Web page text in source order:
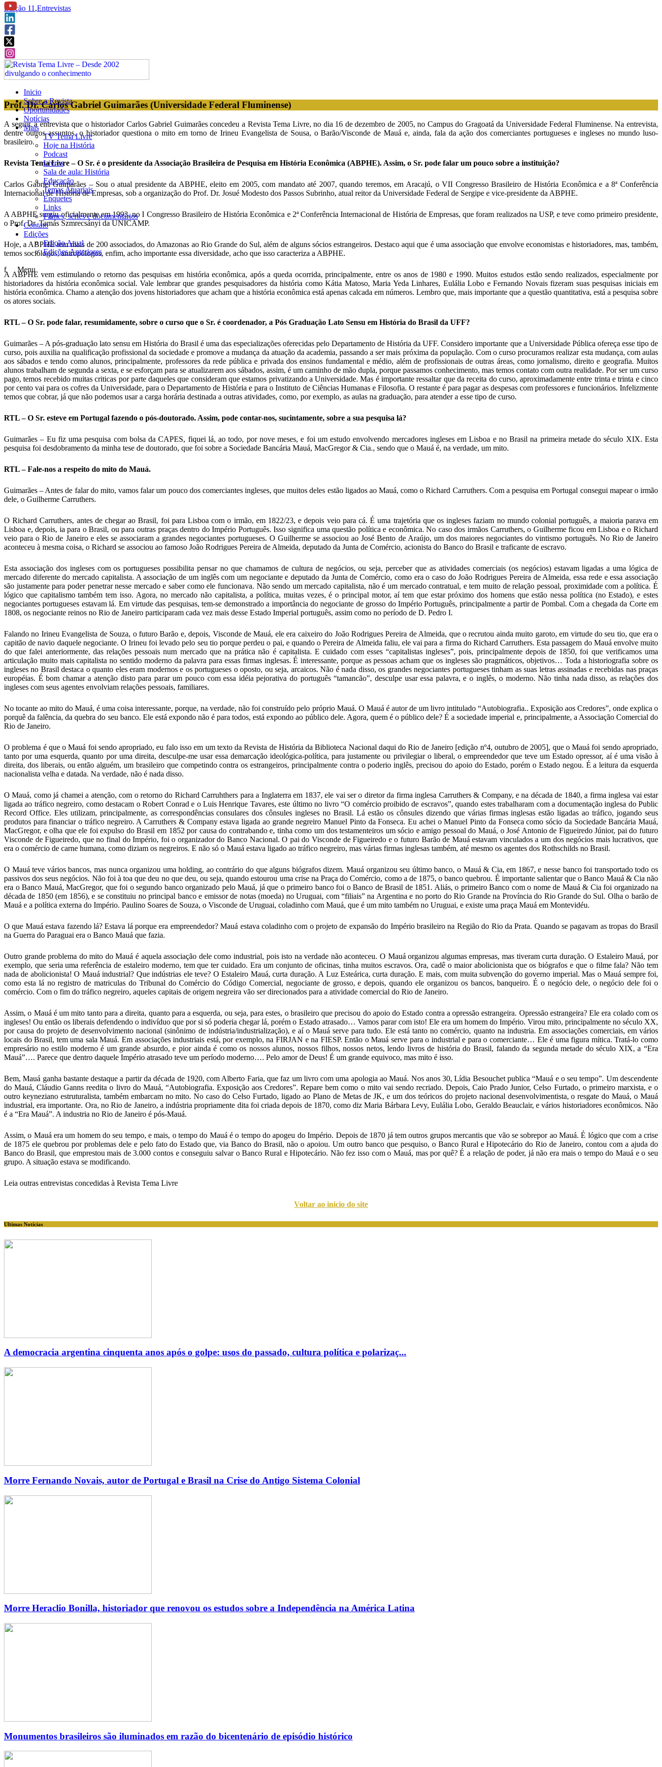
Inicio
Sobre a Revista
Oportunidades
Notícias
Mais
TV Tema Livre
Hoje na História
Podcast
Livros
Sala de aula: História
Educação
Temas Atuariais
Enquetes
Links
Filmes, séries e documentários
Contato
Edições
Edição Atual
Edições Anteriores
f Menu
Edição 11 ,Entrevistas
Prof. Dr. Carlos Gabriel Guimarães (Universidade Federal Fluminense)
A seguir, a entrevista que o historiador Carlos Gabriel Guimarães concedeu a Revista Tema Livre, no dia 16 de dezembro de 2005, no Campus do Gragoatá da Universidade Federal Fluminense. Na entrevista,
dentre outros assuntos, o historiador questiona o mito em torno de Irineu Evangelista de Sousa, o Barão/Visconde de Mauá e, ainda, fala da ação dos comerciantes portugueses e ingleses no mundo luso-
brasileiro.
Revista Tema Livre – O Sr. é o presidente da Associação Brasileira de Pesquisa em História Econômica (ABPHE). Assim, o Sr. pode falar um pouco sobre a instituição?
Carlos Gabriel Guimarães – Sou o atual presidente da ABPHE, eleito em 2005, com mandato até 2007, quando teremos, em Aracajú, o VII Congresso Brasileiro de História Econômica e a 8ª Conferência
Internacional de História de Empresas, sob a organização do Prof. Dr. Josué Modesto dos Passos Subrinho, atual reitor da Universidade Federal de Sergipe e vice-presidente da ABPHE.
A ABPHE surgiu oficialmente em 1993, no I Congresso Brasileiro de História Econômica e 2ª Conferência Internacional de História de Empresas, que foram realizados na USP, e teve como primeiro presidente,
o Prof. Dr. Tamás Szmrecsányi da UNICAMP.
Hoje, a ABPHE tem mais de 200 associados, do Amazonas ao Rio Grande do Sul, além de alguns sócios estrangeiros. Destaco aqui que é uma associação que envolve economistas e historiadores, mas, também,
temos sociólogos, antropólogos, enfim, acho importante essa diversidade, acho que isso caracteriza a ABPHE.
A ABPHE vem estimulando o retorno das pesquisas em história econômica, após a queda ocorrida, principalmente, entre os anos de 1980 e 1990. Muitos estudos estão sendo realizados, especialmente por
historiadores da história econômica social. Vale lembrar que grandes pesquisadores da história como Kátia Matoso, Maria Yeda Linhares, Eulália Lobo e Fernando Novais fizeram suas pesquisas iniciais em
história econômica. Chamo a atenção dos jovens historiadores que acham que a história econômica está apenas calcada em números. Lembro que, mais importante que a questão quantitativa, está a pesquisa sobre
os atores sociais.
RTL – O Sr. pode falar, resumidamente, sobre o curso que o Sr. é coordenador, a Pós Graduação Lato Sensu em História do Brasil da UFF?
Guimarães – A pós-graduação lato sensu em História do Brasil é uma das especializações oferecidas pelo Departamento de História da UFF. Considero importante que a Universidade Pública ofereça esse tipo de
curso, pois auxilia na qualificação profissional da sociedade e promove a mudança da atuação da academia, passando a ser mais próxima da população. Com o curso procuramos realizar esta mudança, com aulas
aos sábados e tendo como alunos, principalmente, professores da rede pública e privada dos ensinos fundamental e médio, além de profissionais de outras áreas, como jornalismo, direito e geografia. Muitos
alunos trabalham de segunda a sexta, e se esforçam para se atualizarem aos sábados, assim, é um caminho de mão dupla, porque passamos conhecimento, mas temos contato com outra realidade. Por ser um curso
pago, temos recebido muitas criticas por parte daqueles que consideram que estamos privatizando a Universidade. Mas é importante ressaltar que da receita do curso, aproximadamente entre trinta e trinta e cinco
por cento vai para os cofres da Universidade, para o Departamento de História e para o Instituto de Ciências Humanas e Filosofia. O restante é para pagar as despesas com professores e funcionários. Infelizmente
temos que cobrar, já que não podemos usar a carga horária destinada a outras atividades, como, por exemplo, as aulas na graduação, para atender a esse tipo de curso.
RTL – O Sr. esteve em Portugal fazendo o pós-doutorado. Assim, pode contar-nos, sucintamente, sobre a sua pesquisa lá?
Guimarães – Eu fiz uma pesquisa com bolsa da CAPES, fiquei lá, ao todo, por nove meses, e foi um estudo envolvendo mercadores ingleses em Lisboa e no Brasil na primeira metade do século XIX. Esta
pesquisa foi desdobramento da minha tese de doutorado, que foi sobre a Sociedade Bancária Mauá, MacGregor & Cia., sendo que o Mauá é, na verdade, um mito.
RTL – Fale-nos a respeito do mito do Mauá.
Guimarães – Antes de falar do mito, vamos falar um pouco dos comerciantes ingleses, que muitos deles estão ligados ao Mauá, como o Richard Carruthers. Com a pesquisa em Portugal consegui mapear o irmão
dele, o Guilherme Carruthers.
O Richard Carruthers, antes de chegar ao Brasil, foi para Lisboa com o irmão, em 1822/23, e depois veio para cá. É uma trajetória que os ingleses faziam no mundo colonial português, a maioria parava em
Lisboa e, depois, ia para o Brasil, ou para outras praças dentro do Império Português. Isso significa uma questão política e econômica. No caso dos irmãos Carruthers, o Guilherme ficou em Lisboa e o Richard
veio para o Rio de Janeiro e eles se associaram a grandes negociantes portugueses. O Guilherme se associou ao José Bento de Araújo, um dos maiores negociantes do vintismo português. No Rio de Janeiro
aconteceu à mesma coisa, o Richard se associou ao famoso João Rodrigues Pereira de Almeida, deputado da Junta de Comércio, acionista do Banco do Brasil e traficante de escravo.
Esta associação dos ingleses com os portugueses possibilita pensar no que chamamos de cultura de negócios, ou seja, perceber que as atividades comerciais (os negócios) estavam ligadas a uma lógica de
mercado diferente do mercado capitalista. A associação de um inglês com um negociante e deputado da Junta de Comércio, como era o caso do João Rodrigues Pereira de Almeida, essa rede e essa associação
são justamente para poder penetrar nesse mercado e saber como ele funcionava. Não sendo um mercado capitalista, não é um mercado contratual, e tem muito de relação pessoal, proximidade com a política. É
lógico que capitalismo também tem isso. Agora, no mercado não capitalista, a política, muitas vezes, é o principal motor, aí tem que estar próximo dos homens que estão nessa política (no Estado), e estes
negociantes portugueses estavam lá. Em virtude das pesquisas, tem-se demonstrado a importância do negociante de grosso do Império Português, principalmente a partir de Pombal. Com a chegada da Corte em
1808, os negociante reinos no Rio de Janeiro participaram cada vez mais desse Estado Imperial português, assim como no período de D. Pedro I.
Falando no Irineu Evangelista de Souza, o futuro Barão e, depois, Visconde de Mauá, ele era caixeiro do João Rodrigues Pereira de Almeida, que o recrutou ainda muito garoto, em virtude do seu tio, que era o
capitão de navio daquele negociante. O Irineu foi levado pelo seu tio porque perdeu o pai, e quando o Pereira de Almeida faliu, ele vai para a firma do Richard Carruthers. Esta passagem do Mauá envolve muito
do que falei anteriormente, das relações pessoais num mercado que na prática não é capitalista. E cuidado com esses “capitalistas ingleses”, pois, principalmente depois de 1850, foi que verificamos uma
articulação muito mais capitalista no sentido moderno da palavra para essas firmas inglesas. É interessante, porque as pessoas acham que os ingleses são pragmáticos, objetivos… Toda a historiografia sobre os
ingleses no Brasil destaca o quanto eles eram modernos e os portugueses o oposto, ou seja, arcaicos. Não é nada disso, os grandes negociantes portugueses tinham as suas letras assinadas e recebidas nas praças
européias. É bom chamar a atenção disto para parar um pouco com essa idéia pejorativa do português “tamancão”, desculpe usar essa palavra, e o inglês, o moderno. Não tinha nada disso, as relações dos
ingleses com seus agentes envolviam relações pessoais, familiares.
No tocante ao mito do Mauá, é uma coisa interessante, porque, na verdade, não foi construído pelo próprio Mauá. O Mauá é autor de um livro intitulado “Autobiografia.. Exposição aos Credores”, onde explica o
porquê da falência, da quebra do seu banco. Ele está expondo não é para todos, está expondo ao público dele. Agora, quem é o público dele? É a sociedade imperial e, principalmente, a Associação Comercial do
Rio de Janeiro.
O problema é que o Mauá foi sendo apropriado, eu falo isso em um texto da Revista de História da Biblioteca Nacional daqui do Rio de Janeiro [edição nº4, outubro de 2005], que o Mauá foi sendo apropriado,
tanto por uma esquerda, quanto por uma direita, desculpe-me usar essa demarcação ideológica-política, para justamente ou privilegiar o liberal, o empreendedor que teve um Estado opressor, aí é uma visão à
direita, dos liberais, ou então alguém, um brasileiro que competindo contra os estrangeiros, principalmente contra o poderio inglês, precisou do apoio do Estado, porém o Estado negou. É a leitura da esquerda
nacionalista velha e datada. Na verdade, não é nada disso.
O Mauá, como já chamei a atenção, com o retorno do Richard Carruhthers para a Inglaterra em 1837, ele vai ser o diretor da firma inglesa Carruthers & Company, e na década de 1840, a firma inglesa vai estar
ligada ao tráfico negreiro, como destacam o Robert Conrad e o Luis Henrique Tavares, este último no livro “O comércio proibido de escravos”, quando estes trabalharam com a documentação inglesa do Public
Record Office. Eles utilizam, principalmente, as correspondências consulares dos cônsules ingleses no Brasil. Lá estão os cônsules dizendo que várias firmas inglesas estão ligadas ao tráfico, jogando seus
produtos para financiar o tráfico negreiro. A Carruthers & Company estava ligada ao grande negreiro Manuel Pinto da Fonseca. Eu achei o Manuel Pinto da Fonseca como sócio da Sociedade Bancária Mauá,
MacGregor, e olha que ele foi expulso do Brasil em 1852 por causa do contrabando e, tinha como um dos testamenteiros um sócio e amigo pessoal do Mauá, o José Antonio de Figueiredo Júnior, pai do futuro
Visconde de Figueiredo, que no final do Império, foi o organizador do Banco Nacional. O pai do Visconde de Figueiredo e o futuro Barão de Mauá estavam vinculados a um dos negócios mais lucrativos, que
era o comércio de carne humana, como diziam os negreiros. E não só o Mauá estava ligado ao tráfico negreiro, mas várias firmas inglesas também, até mesmo os agentes dos Rothschilds no Brasil.
O Mauá teve vários bancos, mas nunca organizou uma holding, ao contrário do que alguns biógrafos dizem. Mauá organizou seu último banco, o Mauá & Cia, em 1867, e nesse banco foi transportado todo os
passivos dos seus negócios. Não foi à toa que deu no que deu, ou seja, quando estourou uma crise na Praça do Comércio, como a de 1875, o banco quebrou. É importante salientar que o Banco Mauá & Cia não
era o Banco Mauá, MacGregor, que foi o segundo banco organizado pelo Mauá, já que o primeiro banco foi o Banco de Brasil de 1851. Aliás, o primeiro Banco com o nome de Mauá & Cia foi organizado na
década de 1850 (em 1856), e se constituiu no principal banco e emissor de notas (moeda) no Uruguai, com “filiais” na Argentina e no porto do Rio Grande na Província do Rio Grande do Sul. Olha o barão de
Mauá e a política externa do Império. Paulino Soares de Souza, o Visconde de Uruguai, coladinho com Mauá, que é um mito também no Uruguai, e existe uma praça Mauá em Montevidéu.
O que Mauá estava fazendo lá? Estava lá porque era empreendedor? Mauá estava coladinho com o projeto de expansão do Império brasileiro na Região do Rio da Prata. Quando se pagavam as tropas do Brasil
na Guerra do Paraguai era o Banco Mauá que fazia.
Outro grande problema do mito do Mauá é aquela associação dele como industrial, pois isto na verdade não aconteceu. O Mauá organizou algumas empresas, mas tiveram curta duração. O Estaleiro Mauá, por
exemplo, que seria uma referência de estaleiro moderno, tem que ter cuidado. Era um conjunto de oficinas, tinha muitos escravos. Ora, cadê o maior abolicionista que os biógrafos e que o filme fala? Não tem
nada de abolicionista! O Mauá industrial? Que indústrias ele teve? O Estaleiro Mauá, curta duração. A Luz Esteárica, curta duração. E mais, com muita subvenção do governo imperial. Mas o Mauá sempre foi,
como esta lá no registro de matriculas do Tribunal do Comércio do Código Comercial, negociante de grosso, e depois, quando ele organizou os bancos, banqueiro. É o negócio dele, o negócio dele foi o
comércio. Com o fim do tráfico negreiro, aqueles capitais de origem negreira vão ser direcionados para a atividade comercial do Rio de Janeiro.
Assim, o Mauá é um mito tanto para a direita, quanto para a esquerda, ou seja, para estes, o brasileiro que precisou do apoio do Estado contra a opressão estrangeira. Opressão estrangeira? Ele era colado com os
ingleses! Ou então os liberais defendendo o indivíduo que por si só poderia chegar lá, porém o Estado atrasado… Vamos parar com isto! Ele era um homem do Império. Virou mito, principalmente no século XX,
por causa do projeto de desenvolvimento nacional (sinônimo de indústria/industrialização), e aí o Mauá serve para tudo. Ele está tanto no comércio, quanto na industria. Em associações comerciais, em vários
locais do Brasil, tem uma sala Mauá. Em associações industriais está, por exemplo, na FIRJAN e na FIESP. Então o Mauá serve para o industrial e para o comerciante… Ele é uma figura mítica. Tratá-lo como
empresário no estilo moderno é um grande absurdo, e pior ainda é como os nossos alunos, nossos filhos, nossos netos, lendo livros de história do Brasil, falando da segunda metade do século XIX, a “Era
Mauá”…. Parece que dentro daquele Império atrasado teve um período moderno…. Pelo amor de Deus! É um grande equivoco, mas mito é isso.
Bem, Mauá ganha bastante destaque a partir da década de 1920, com Alberto Faria, que faz um livro com uma apologia ao Mauá. Nos anos 30, Lídia Besouchet publica “Mauá e o seu tempo”. Um descendente
do Mauá, Cláudio Ganns reedita o livro do Mauá, “Autobiografia. Exposição aos Credores”. Repare bem como o mito vai sendo recriado. Depois, Caio Prado Junior, Celso Furtado, o primeiro marxista, e o
outro keyneziano estruturalista, também embarcam no mito. No caso do Celso Furtado, ligado ao Plano de Metas de JK, e um dos teóricos do projeto nacional desenvolvimentista, o resgate do Mauá, o Mauá
industrial, era importante. Ora, no Rio de Janeiro, a indústria propriamente dita foi criada depois de 1870, como diz Maria Bárbara Levy, Eulália Lobo, Geraldo Beauclair, e vários historiadores econômicos. Não
é a “Era Mauá”. A industria no Rio de Janeiro é pós-Mauá.
Assim, o Mauá era um homem do seu tempo, e mais, o tempo do Mauá é o tempo do apogeu do Império. Depois de 1870 já tem outros grupos mercantis que vão se sobrepor ao Mauá. É lógico que com a crise
de 1875 ele quebrou por problemas dele e pelo fato do Estado que, via Banco do Brasil, não o apoiou. Um outro banco que pesquiso, o Banco Rural e Hipotecário do Rio de Janeiro, contou com a ajuda do
Banco do Brasil, que emprestou mais de 3.000 contos e conseguiu salvar o Banco Rural e Hipotecário. Não fez isso com o Mauá, mas por quê? É a relação de poder, já não era mais o tempo do Mauá e o seu
grupo. A situação estava se modificando.
Leia outras entrevistas concedidas à Revista Tema Livre
Voltar ao inicio do site
Ultimas Notícias
A democracia argentina cinquenta anos após o golpe: usos do passado, cultura política e polarizaç...
Morre Fernando Novais, autor de Portugal e Brasil na Crise do Antigo Sistema Colonial
Morre Heraclio Bonilla, historiador que renovou os estudos sobre a Independência na América Latina
Monumentos brasileiros são iluminados em razão do bicentenário de episódio histórico